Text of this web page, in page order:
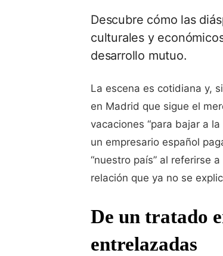
Descubre cómo las
culturales y
desarrollo mutuo.
La escena es cotidiana y,
en Madrid que sigue el
vacaciones “para bajar a
un empresario español
“nuestro país” al referirse
relación que ya no se
De un tratado
entrelazadas